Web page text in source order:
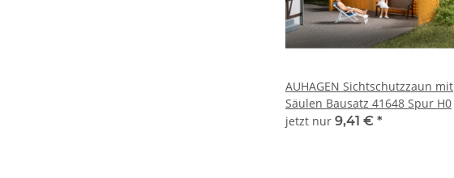
AUHAGEN Sichtschutzzaun mit
Säulen Bausatz 41648 Spur H0
jetzt nur 9,41 € *